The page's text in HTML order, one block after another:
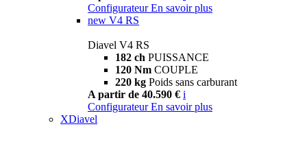
Configurateur En savoir plus
new V4 RS
Diavel V4 RS
182 ch PUISSANCE
120 Nm COUPLE
220 kg Poids sans carburant
A partir de 40.590 € i
Configurateur En savoir plus
XDiavel